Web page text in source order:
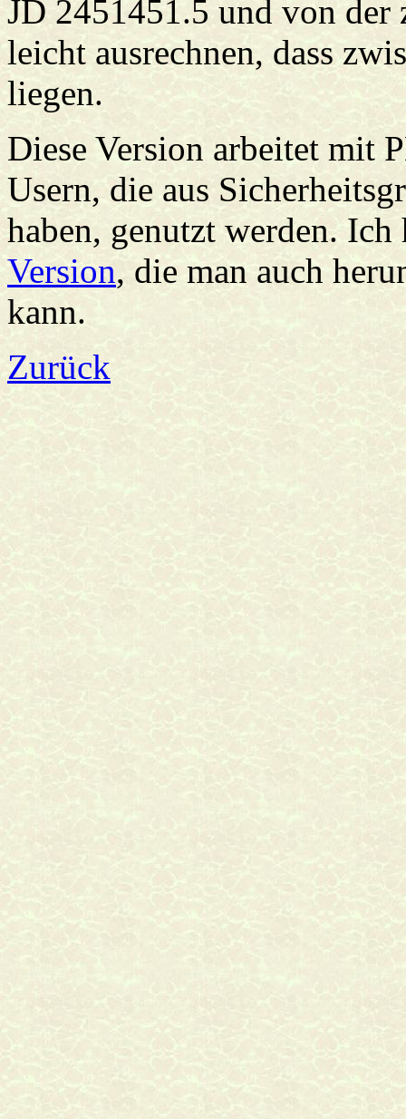
JD 2451451.5 und von der
leicht ausrechnen, dass
liegen.
Diese Version arbeitet mit
Usern, die aus
haben, genutzt werden.
Version, die man auch
kann.
Zurück